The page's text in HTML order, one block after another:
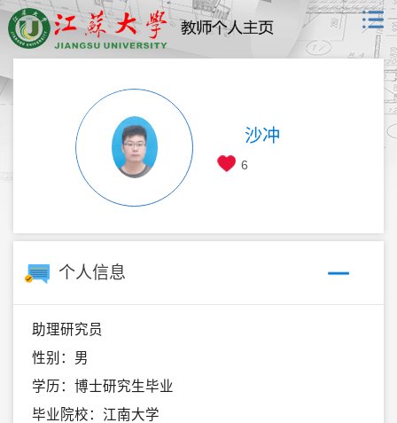
沙冲
6
个人信息
助理研究员
性别：男
学历：博士研究生毕业
毕业院校：江南大学